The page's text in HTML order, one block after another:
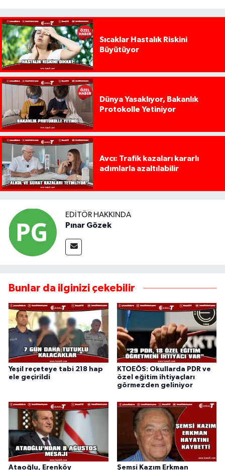
Sıcaklar Hastalık Riskini
Büyütüyor
Dünya Yasaklıyor, Bakanlık
Protokolle Yetiniyor
Avcı: Trafik kazaları kararlı
adımlarla azaltılabilir
EDITÖR HAKKINDA
Pınar Gözek
Bunlar da ilginizi çekebilir
Yeşil reçeteye tabi 218 hap
ele geçirildi
KTOEÖS: Okullarda PDR ve
özel eğitim ihtiyaçları
görmezden geliniyor
Ataoğlu, Erenköy Şemsi Kazım Erkman